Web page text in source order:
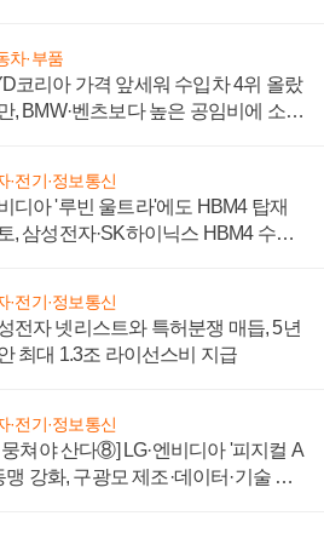
차·부품
코리아 가격 앞세워 수입차 4위 올랐
, BMW·벤츠보다 높은 공임비에 소비
·전기·정보통신
디아 '루빈 울트라'에도 HBM4 탑재
, 삼성전자·SK하이닉스 HBM4 수율
·전기·정보통신
전자 넷리스트와 특허분쟁 매듭, 5년
최대 1.3조 라이선스비 지급
·전기·정보통신
뭉쳐야 산다⑧] LG·엔비디아 '피지컬 A
맹 강화, 구광모 제조·데이터·기술 결